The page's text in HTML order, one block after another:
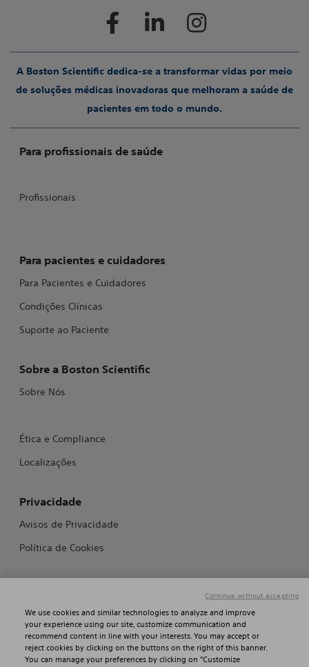
A Boston Scientific dedica-se a transformar vidas por meio
de soluções médicas inovadoras que melhoram a saúde de
pacientes em todo o mundo.
Para profissionais de saúde
Profissionais
Para pacientes e cuidadores
Para Pacientes e Cuidadores
Condições Clínicas
Suporte ao Paciente
Sobre a Boston Scientific
Sobre Nós
Ética e Compliance
Localizações
Privacidade
Avisos de Privacidade
Política de Cookies
Fale Conosco
©2026 Boston Scientific Corporation or its affiliates. All rights reserved.
We use cookies and similar technologies to analyze and improve
your experience using our site, customize communication and
recommend content in line with your interests. You may accept or
reject cookies by clicking on the buttons on the right of this banner.
You can manage your preferences by clicking on "Customize
Continue without accepting